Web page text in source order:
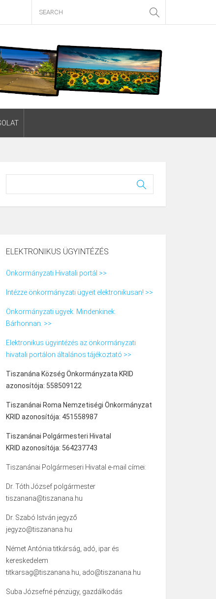
ELEKTRONIKUS ÜGYINTÉZÉS
Önkormányzati Hivatali portál >>
Intézze önkormányzati ügyeit elektronikusan! >>
Önkormányzati ügyek. Mindenkinek.
Bárhonnan. >>
Elektronikus ügyintézés az önkormányzati
hivatali portálon általános tájékoztató >>
Tiszanána Község Önkormányzata KRID
azonosítója: 558509122
Tiszanánai Roma Nemzetiségi Önkormányzat
KRID azonosítója: 451558987
Tiszanánai Polgármesteri Hivatal
KRID azonosítója: 564237743
Tiszanánai Polgármeseri Hivatal e-mail címei:
Dr. Tóth József polgármester
tiszanana@tiszanana.hu
Dr. Szabó István jegyző
jegyzo@tiszanana.hu
Német Antónia titkárság, adó, ipar és
kereskedelem
titkarsag@tiszanana.hu, ado@tiszanana.hu
Suba Józsefné pénzügy, gazdálkodás